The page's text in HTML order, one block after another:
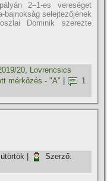
2–1-es vereséget
bajnokság selejtezőjének
Dominik szerezte
20, Lovrencsics
mérkőzés - "A"
1
Szerző: